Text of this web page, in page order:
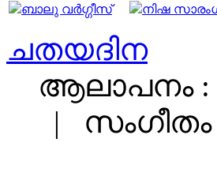
ബാലു വര്‍ഗ്ഗീസ്
നിഷ
ചതയദിന
ആലാപനം :
| സംഗീതം